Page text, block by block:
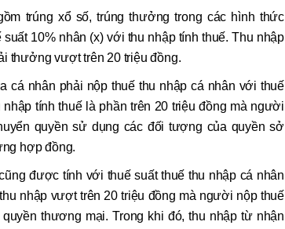
trúng xổ số, trúng thưởng trong các hình thức
10% nhân (x) với thu nhập tính thuế. Thu nhập
thưởng vượt trên 20 triệu đồng.
cá nhân phải nộp thuế thu nhập cá nhân với thuế
tính thuế là phần trên 20 triệu đồng mà người
quyền sử dụng các đối tượng của quyền sở
hợp đồng.
được tính với thuế suất thuế thu nhập cá nhân
nhập vượt trên 20 triệu đồng mà người nộp thuế
thương mại. Trong khi đó, thu nhập từ nhận